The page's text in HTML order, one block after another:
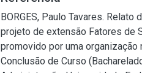
BORGES, Paulo Tavares.
projeto de extensão Fatores de
promovido por uma organização
Conclusão de Curso